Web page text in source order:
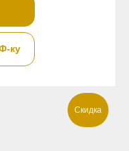
ку
Скидка